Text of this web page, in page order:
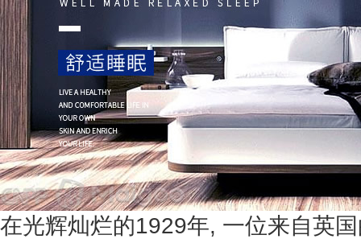
在光辉灿烂的1929年, 一位来自英